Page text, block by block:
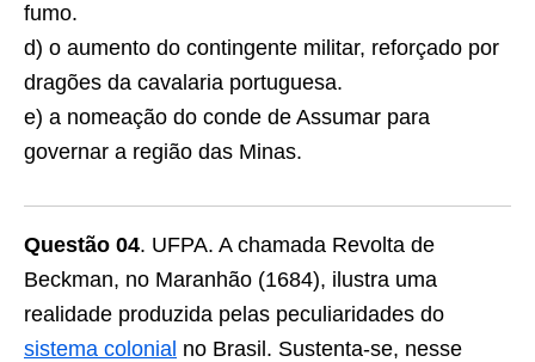
fumo.
d) o aumento do contingente militar, reforçado por
dragões da cavalaria portuguesa.
e) a nomeação do conde de Assumar para
governar a região das Minas.
Questão 04. UFPA. A chamada Revolta de
Beckman, no Maranhão (1684), ilustra uma
realidade produzida pelas peculiaridades do
sistema colonial no Brasil. Sustenta-se, nesse